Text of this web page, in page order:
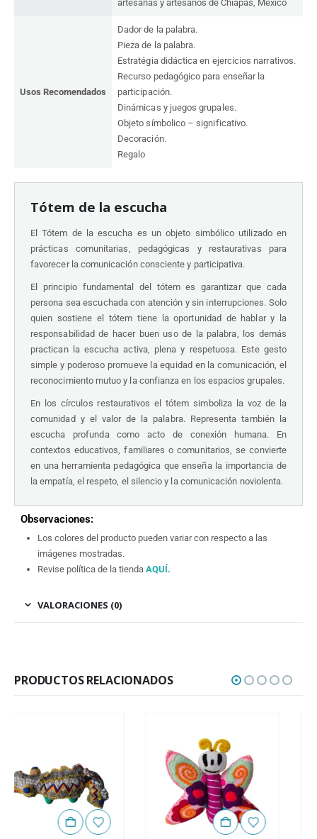
artesanas y artesanos de Chiapas, México
Usos Recomendados
Dador de la palabra.
Pieza de la palabra.
Estratégia didáctica en ejercicios narrativos.
Recurso pedagógico para enseñar la
participación.
Dinámicas y juegos grupales.
Objeto símbolico – significativo.
Decoración.
Regalo
Tótem de la escucha
El Tótem de la escucha es un objeto simbólico utilizado en
prácticas comunitarias, pedagógicas y restaurativas para
favorecer la comunicación consciente y participativa.
El principio fundamental del tótem es garantizar que cada
persona sea escuchada con atención y sin interrupciones. Solo
quien sostiene el tótem tiene la oportunidad de hablar y la
responsabilidad de hacer buen uso de la palabra, los demás
practican la escucha activa, plena y respetuosa. Este gesto
simple y poderoso promueve la equidad en la comunicación, el
reconocimiento mutuo y la confianza en los espacios grupales.
En los círculos restaurativos el tótem simboliza la voz de la
comunidad y el valor de la palabra. Representa también la
escucha profunda como acto de conexión humana. En
contextos educativos, familiares o comunitarios, se convierte
en una herramienta pedagógica que enseña la importancia de
la empatía, el respeto, el silencio y la comunicación noviolenta.
Observaciones:
Los colores del producto pueden variar con respecto a las
imágenes mostradas.
Revise política de la tienda AQUÍ.
VALORACIONES (0)
PRODUCTOS RELACIONADOS